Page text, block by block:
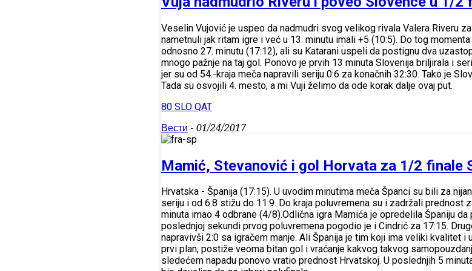
Veselin Vujović je uspeo da nadmudri svog velikog rivala Valera Riveru
nametnuli jak ritam igre i već u 13. minutu imali +5 (10:5). Do tog
odnosno 27. minutu (17:12), ali su Katarani uspeli da postignu dva
mnogo pažnje na taj gol. Ponovo je prvih 13 minuta Slovenija briljirala i
jer su od 54.-kraja meča napravili seriju 0:6 za konačnih 32:30. Tako je
Tada su osvojili 4. mesto, a mi Vuji želimo da ode korak dalje ovaj put.
80 SLO QAT
Вести - 01/24/2017
Mamić, Stevanović i gol Horvata za 1/2 finale
Hrvatska - Španija (17:15). U uvodim minutima meča Španci su bili za
seriju i od 6:8 stižu do 11:9. Do kraja poluvremena su i zadržali
minuta imao 4 odbrane (4/8).Odlična igra Mamića je opredelila Španiju
poslednjoj sekundi prvog poluvremena pogodio je i Cindrić za 17:15.
napravivši 2:0 sa igračem manje. Ali Španija je tim koji ima veliki kvalitet
prvi plan, postiže veoma bitan gol i vraćanje kakvog takvog
sledećem napadu ponovo vratio prednost Hrvatskoj. U poslednjih 5